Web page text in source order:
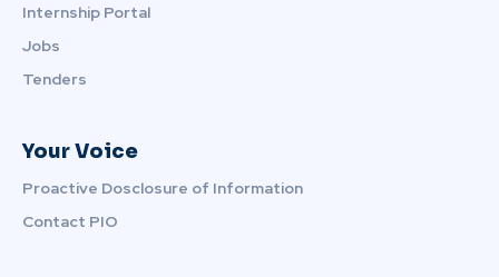
Internship Portal
Jobs
Tenders
Your Voice
Proactive Dosclosure of Information
Contact PIO